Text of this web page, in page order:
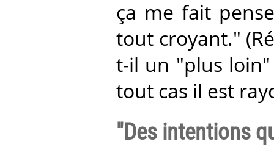
ça me fait
tout croyant."
t-il un "plus loin"
tout cas il est
"Des intentions